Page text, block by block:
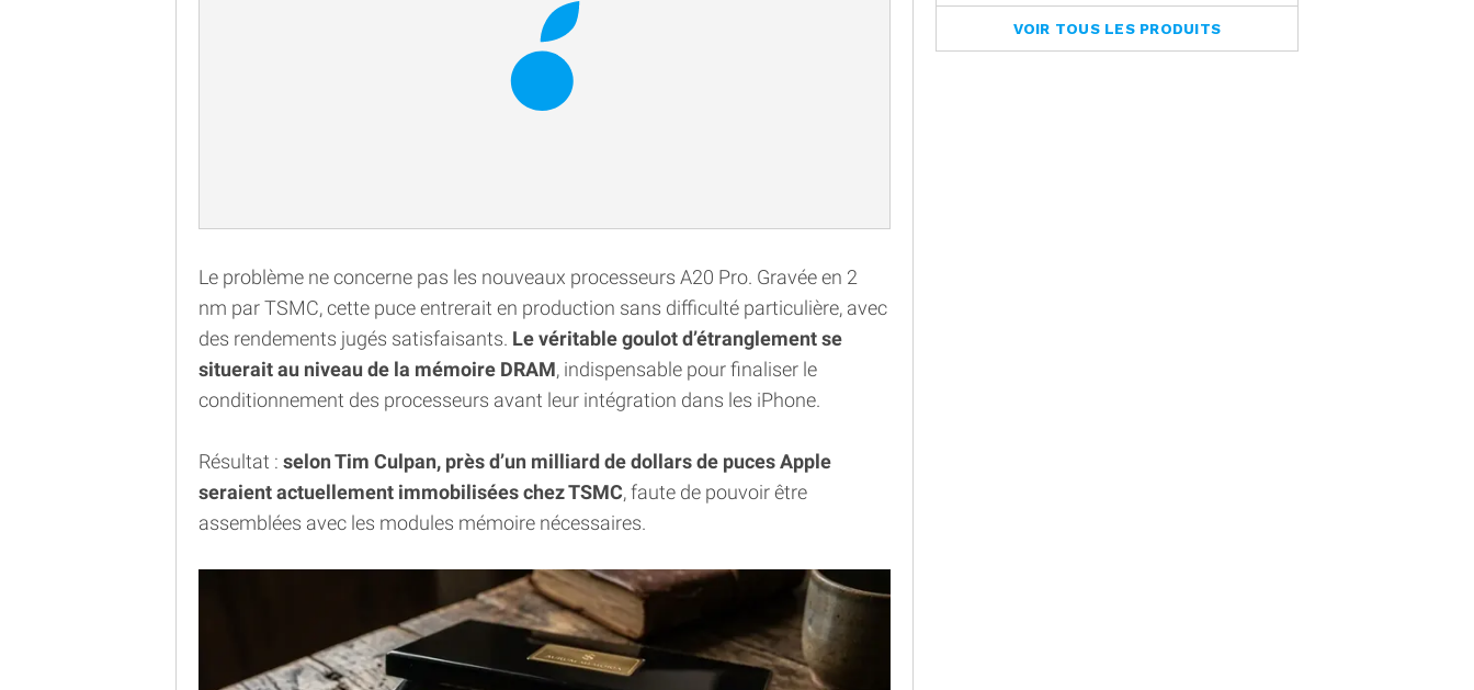
Le problème ne concerne pas les nouveaux processeurs A20 Pro. Gravée en 2
nm par TSMC, cette puce entrerait en production sans difficulté particulière, avec
des rendements jugés satisfaisants. Le véritable goulot d’étranglement se
situerait au niveau de la mémoire DRAM, indispensable pour finaliser le
conditionnement des processeurs avant leur intégration dans les iPhone.
Résultat : selon Tim Culpan, près d’un milliard de dollars de puces Apple
seraient actuellement immobilisées chez TSMC, faute de pouvoir être
assemblées avec les modules mémoire nécessaires.
VOIR TOUS LES PRODUITS